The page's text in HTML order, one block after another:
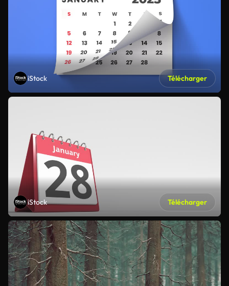
iStock Télécharger
iStock Télécharger